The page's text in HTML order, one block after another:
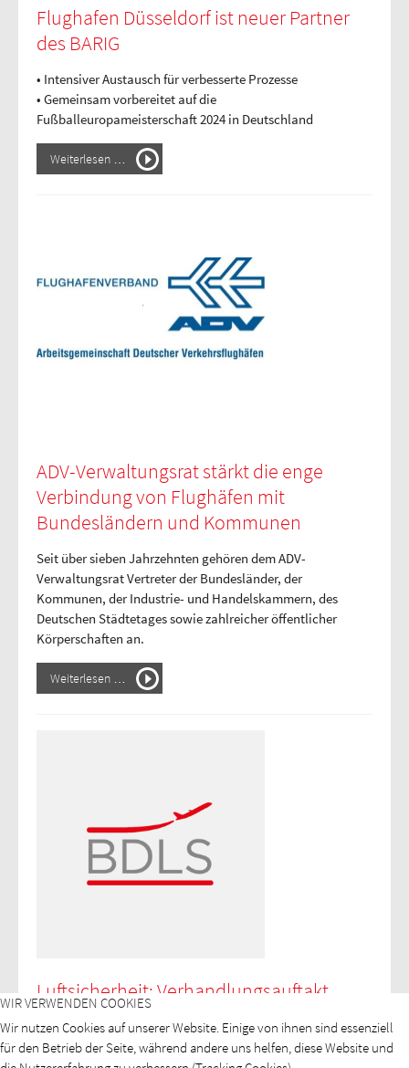
Flughafen Düsseldorf ist neuer Partner
des BARIG
• Intensiver Austausch für verbesserte Prozesse
• Gemeinsam vorbereitet auf die
Fußballeuropameisterschaft 2024 in Deutschland
Weiterlesen …
ADV-Verwaltungsrat stärkt die enge
Verbindung von Flughäfen mit
Bundesländern und Kommunen
Seit über sieben Jahrzehnten gehören dem ADV-
Verwaltungsrat Vertreter der Bundesländer, der
Kommunen, der Industrie- und Handelskammern, des
Deutschen Städtetages sowie zahlreicher öffentlicher
Körperschaften an.
Weiterlesen …
Luftsicherheit: Verhandlungsauftakt
Pressemitteilung des BDLS 20 / 23
Berlin – Zum Verhandlungsauftakt am gestrigen Mittwoch
WIR VERWENDEN COOKIES
Wir nutzen Cookies auf unserer Website. Einige von ihnen sind essenziell
für den Betrieb der Seite, während andere uns helfen, diese Website und